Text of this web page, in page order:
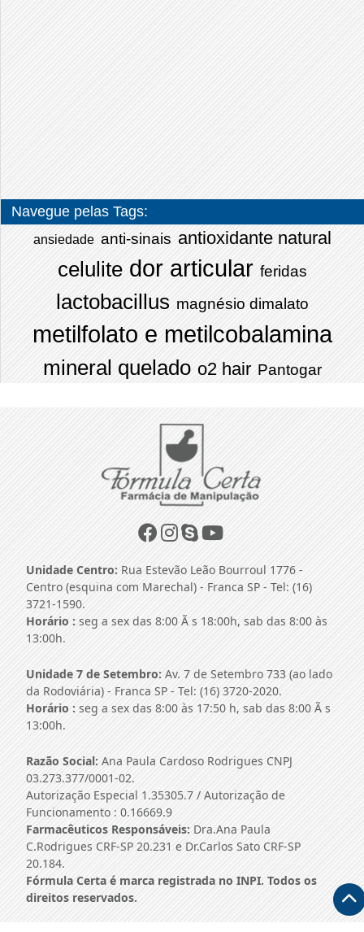
Navegue pelas Tags:
ansiedade anti-sinais antioxidante natural
celulite dor articular feridas
lactobacillus magnésio dimalato
metilfolato e metilcobalamina
mineral quelado o2 hair Pantogar
Unidade Centro: Rua Estevão Leão Bourroul 1776 -
Centro (esquina com Marechal) - Franca SP - Tel: (16)
3721-1590.
Horário : seg a sex das 8:00 Ã s 18:00h, sab das 8:00 às
13:00h.
Unidade 7 de Setembro: Av. 7 de Setembro 733 (ao lado
da Rodoviária) - Franca SP - Tel: (16) 3720-2020.
Horário : seg a sex das 8:00 às 17:50 h, sab das 8:00 Ã s
13:00h.
Razão Social: Ana Paula Cardoso Rodrigues CNPJ
03.273.377/0001-02.
Autorização Especial 1.35305.7 / Autorização de
Funcionamento : 0.16669.9
Farmacêuticos Responsáveis: Dra.Ana Paula
C.Rodrigues CRF-SP 20.231 e Dr.Carlos Sato CRF-SP
20.184.
Fórmula Certa é marca registrada no INPI. Todos os
direitos reservados.